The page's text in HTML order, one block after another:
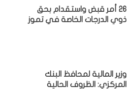
26 أمر قبض واستقدام بحق
ذوي الدرجات الخاصة في تموز
وزير المالية لمحافظ البنك
المركزي: الظروف الحالية